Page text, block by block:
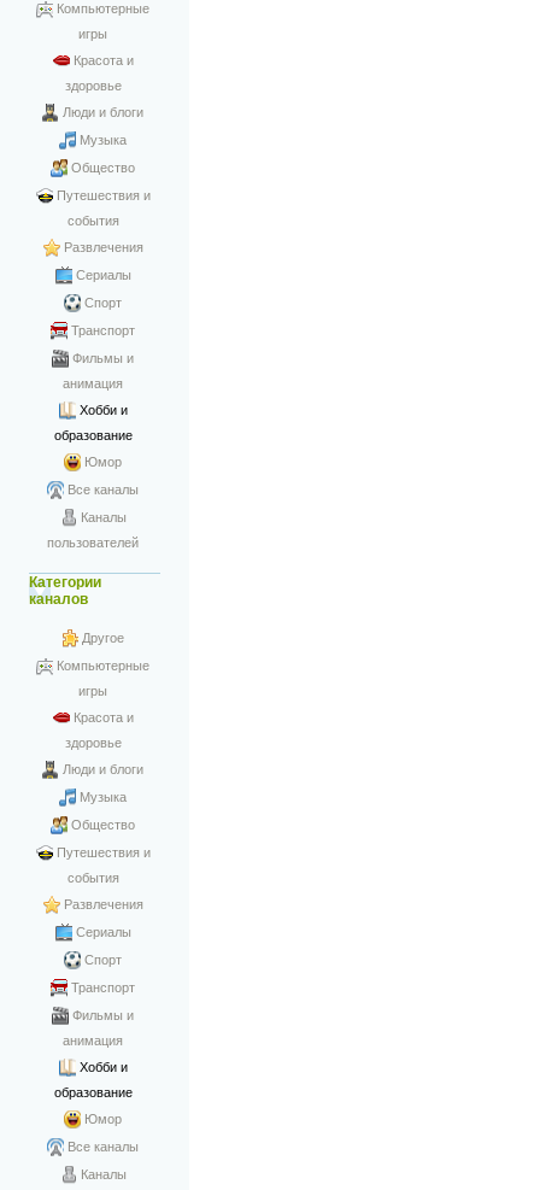
Компьютерные
игры
Красота и
здоровье
Люди и блоги
Музыка
Общество
Путешествия и
события
Развлечения
Сериалы
Спорт
Транспорт
Фильмы и
анимация
Хобби и
образование
Юмор
Все каналы
Каналы
пользователей
Категории
каналов
Другое
Компьютерные
игры
Красота и
здоровье
Люди и блоги
Музыка
Общество
Путешествия и
события
Развлечения
Сериалы
Спорт
Транспорт
Фильмы и
анимация
Хобби и
образование
Юмор
Все каналы
Каналы